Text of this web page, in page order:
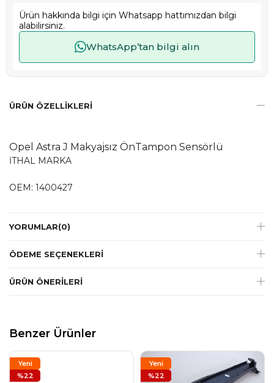
Ürün hakkında bilgi için Whatsapp hattımızdan bilgi
alabilirsiniz.
WhatsApp’tan bilgi alın
ÜRÜN ÖZELLIKLERI
​​​​​​Opel Astra J Makyajsız ÖnTampon Sensörlü
İTHAL MARKA
OEM: 1400427
YORUMLAR(0)
ÖDEME SEÇENEKLERI
ÜRÜN ÖNERILERI
Benzer Ürünler
Yeni
Ürün
%22
Yeni
Ürün
%22